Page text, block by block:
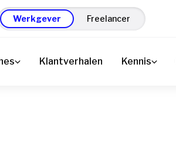
Werkgever Freelancer
Klantverhalen Kennis